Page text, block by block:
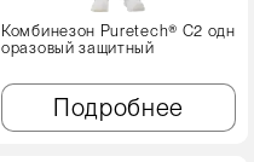
Комбинезон Puretech® C2 одн
оразовый защитный
Подробнее